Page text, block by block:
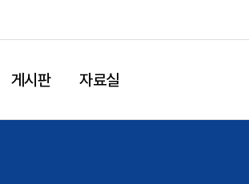
게시판 자료실